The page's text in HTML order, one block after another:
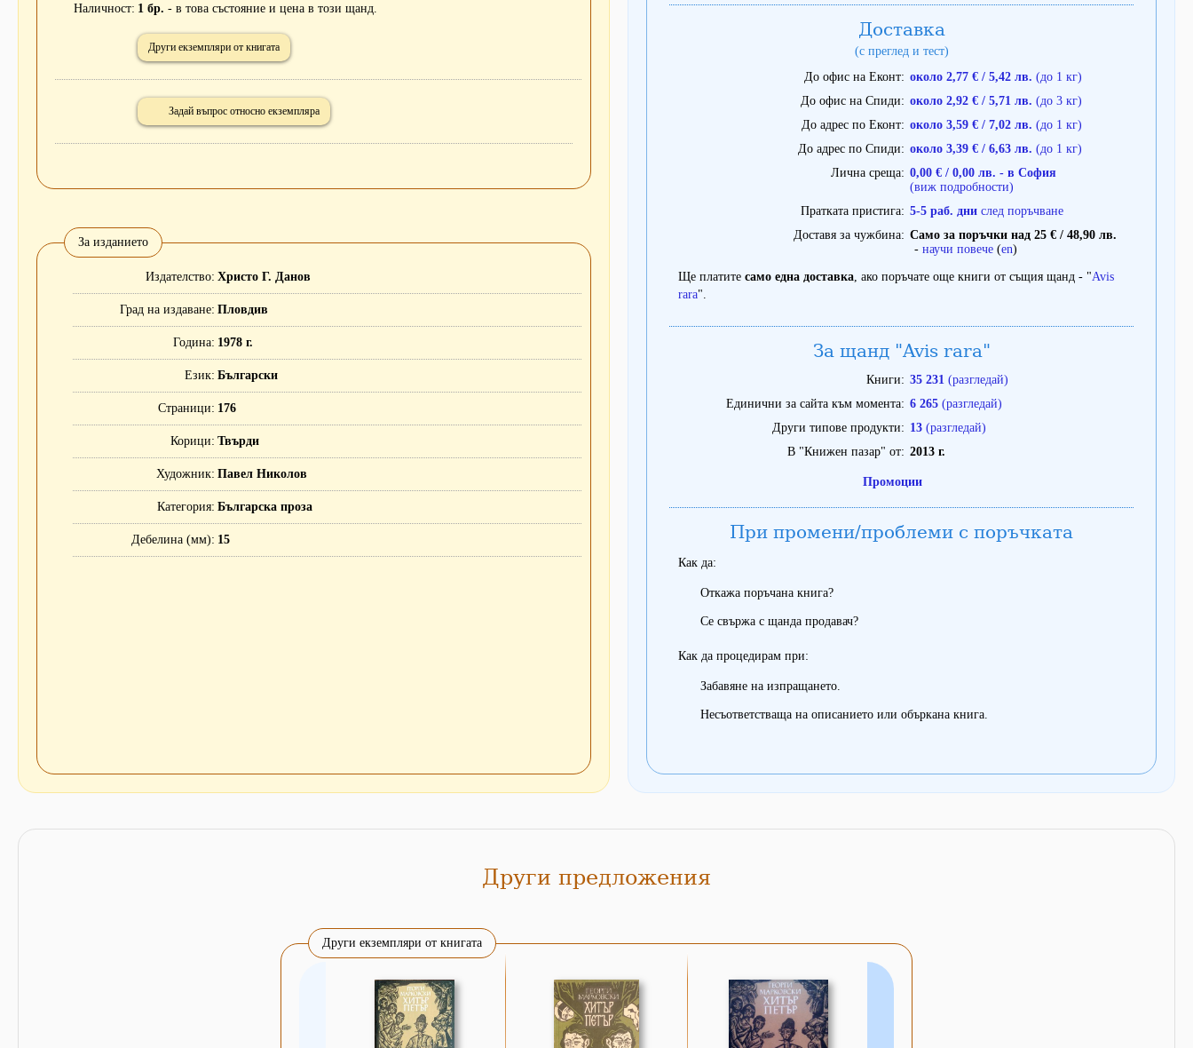
Наличност 1 бр. - в това състояние и цена в този щанд.
Други екземпляри от книгата
Задай въпрос относно екземпляра
За изданието
Издателство Христо Г. Данов
Град на издаване Пловдив
Година 1978 г.
Език Български
Страници 176
Корици Твърди
Художник Павел Николов
Категория Българска проза
Дебелина (мм) 15
Доставка
(с преглед и тест)
До офис на Еконт
около 2,77 € / 5,42 лв. (до 1 кг)
До офис на Спиди
около 2,92 € / 5,71 лв. (до 3 кг)
До адрес по Еконт
около 3,59 € / 7,02 лв. (до 1 кг)
До адрес по Спиди
около 3,39 € / 6,63 лв. (до 1 кг)
Лична среща
0,00 € / 0,00 лв. - в София
(виж подробности)
Пратката пристига
5-5 раб. дни след поръчване
Доставя за чужбина
Само за поръчки над 25 € / 48,90 лв.
- научи повече(en)
Ще платите само една доставка, ако поръчате още книги от същия щанд - "Avis
rara".
За щанд "Avis rara"
Книги 35 231(разгледай)
Единични за сайта към момента
6 265(разгледай)
Други типове продукти
13(разгледай)
В "Книжен пазар" от
2013 г.
Промоции
При промени/проблеми с поръчката
Как да:
Откажа поръчана книга?
Се свържа с щанда продавач?
Как да процедирам при:
Забавяне на изпращането.
Несъответстваща на описанието или объркана книга.
Други предложения
Други екземпляри от книгата